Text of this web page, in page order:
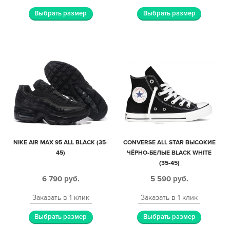
Выбрать размер Выбрать размер
NIKE AIR MAX 95 ALL BLACK (35-
45)
6 790 руб.
Заказать в 1 клик
Выбрать размер
CONVERSE ALL STAR ВЫСОКИЕ
ЧЁРНО-БЕЛЫЕ BLACK WHITE
(35-45)
5 590 руб.
Заказать в 1 клик
Выбрать размер